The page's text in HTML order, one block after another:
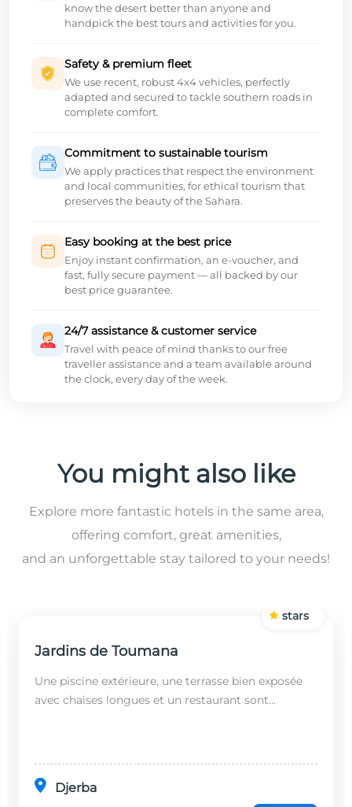
know the desert better than anyone and
handpick the best tours and activities for you.
Safety & premium fleet
We use recent, robust 4x4 vehicles, perfectly
adapted and secured to tackle southern roads in
complete comfort.
Commitment to sustainable tourism
We apply practices that respect the environment
and local communities, for ethical tourism that
preserves the beauty of the Sahara.
Easy booking at the best price
Enjoy instant confirmation, an e-voucher, and
fast, fully secure payment — all backed by our
best price guarantee.
24/7 assistance & customer service
Travel with peace of mind thanks to our free
traveller assistance and a team available around
the clock, every day of the week.
You might also like
Explore more fantastic hotels in the same area,
offering comfort, great amenities,
and an unforgettable stay tailored to your needs!
Jardins de Toumana
Une piscine extérieure, une terrasse bien exposée
avec chaises longues et un restaurant sont
Djerba
stars